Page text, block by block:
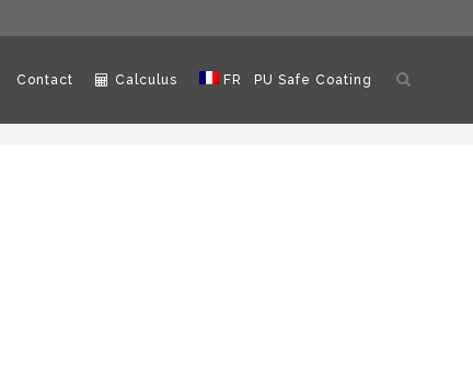
Ouvrir
Contact Calculus FR PU Safe Coating